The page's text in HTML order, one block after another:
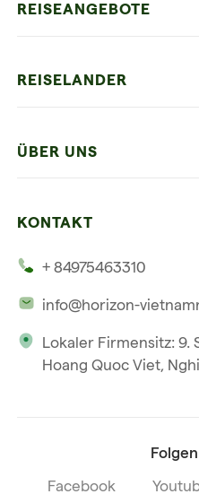
REISEANGEBOTE
Die Beste Reise
Mehrere Länder
REISELANDER
ÜBER UNS
Unsere internationale
KONTAKT
+ 84975463310
info@horizon-
Lokaler Firmensitz: 9.
Hoang Quoc Viet,
Facebook